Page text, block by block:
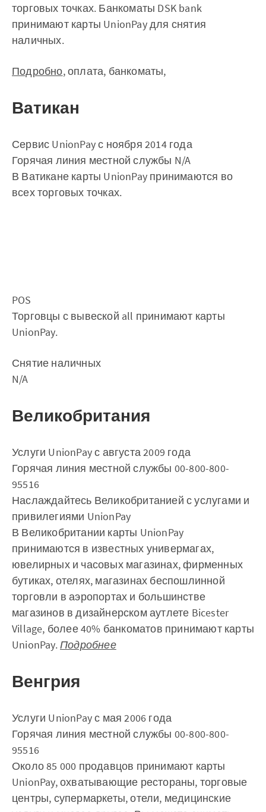
торговых точках. Банкоматы DSK bank
принимают карты UnionPay для снятия
наличных.
Подробно, оплата, банкоматы,
Ватикан
Сервис UnionPay с ноября 2014 года
Горячая линия местной службы N/A
В Ватикане карты UnionPay принимаются во
всех торговых точках.
POS
Торговцы с вывеской all принимают карты
UnionPay.
Снятие наличных
N/A
Великобритания
Услуги UnionPay с августа 2009 года
Горячая линия местной службы 00-800-800-
95516
Наслаждайтесь Великобританией с услугами и
привилегиями UnionPay
В Великобритании карты UnionPay
принимаются в известных универмагах,
ювелирных и часовых магазинах, фирменных
бутиках, отелях, магазинах беспошлинной
торговли в аэропортах и большинстве
магазинов в дизайнерском аутлете Bicester
Village, более 40% банкоматов принимают карты
UnionPay.Подробнее
Венгрия
Услуги UnionPay с мая 2006 года
Горячая линия местной службы 00-800-800-
95516
Около 85 000 продавцов принимают карты
UnionPay, охватывающие рестораны, торговые
центры, супермаркеты, отели, медицинские